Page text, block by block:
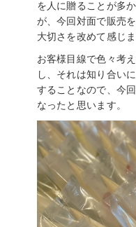
を人に贈ることが多
が、今回対面で販売
大切さを改めて感じま
お客様目線で色々考
し、それは知り合い
することなので、今
なったと思います。